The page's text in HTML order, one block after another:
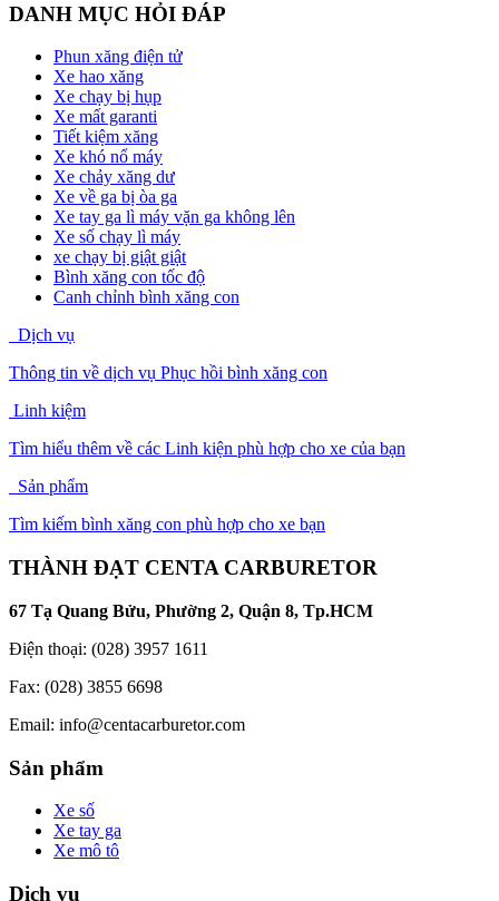
DANH MỤC HỎI ĐÁP
Phun xăng điện tử
Xe hao xăng
Xe chạy bị hụp
Xe mất garanti
Tiết kiệm xăng
Xe khó nổ máy
Xe chảy xăng dư
Xe về ga bị òa ga
Xe tay ga lì máy vặn ga không lên
Xe số chạy lì máy
xe chạy bị giật giật
Bình xăng con tốc độ
Canh chỉnh bình xăng con
Dịch vụ
Thông tin về dịch vụ Phục hồi bình xăng con
Linh kiệm
Tìm hiểu thêm về các Linh kiện phù hợp cho xe của bạn
Sản phẩm
Tìm kiếm bình xăng con phù hợp cho xe bạn
THÀNH ĐẠT CENTA CARBURETOR
67 Tạ Quang Bửu, Phường 2, Quận 8, Tp.HCM
Điện thoại: (028) 3957 1611
Fax: (028) 3855 6698
Email: info@centacarburetor.com
Sản phẩm
Xe số
Xe tay ga
Xe mô tô
Dịch vụ